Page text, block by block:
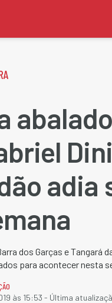
adia
dos Garças e Tangará
para acontecer nesta
às 15:53 - Última